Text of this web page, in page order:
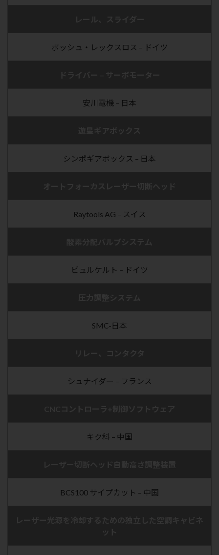
ボッシュ・レックスロス – ドイツ
安川電機 – 日本
シンポギアボックス – 日本
Raytools AG – スイス
ビュルケルト – ドイツ
SMC-日本
シュナイダー – フランス
キク科 – 中国
BCS100 サイプカット – 中国